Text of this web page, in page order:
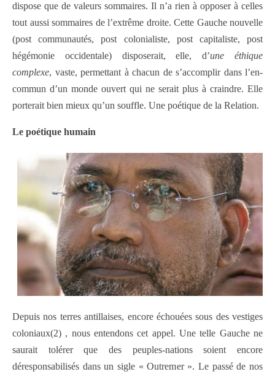
dispose que de valeurs sommaires. Il n’a rien à opposer à celles
tout aussi sommaires de l’extrême droite. Cette Gauche nouvelle
(post communautés, post colonialiste, post capitaliste, post
hégémonie occidentale) disposerait, elle, d’une éthique
complexe, vaste, permettant à chacun de s’accomplir dans l’en-
commun d’un monde ouvert qui ne serait plus à craindre. Elle
porterait bien mieux qu’un souffle. Une poétique de la Relation.
Le poétique humain
Depuis nos terres antillaises, encore échouées sous des vestiges
coloniaux(2) , nous entendons cet appel. Une telle Gauche ne
saurait tolérer que des peuples-nations soient encore
déresponsabilisés dans un sigle « Outremer ». Le passé de nos